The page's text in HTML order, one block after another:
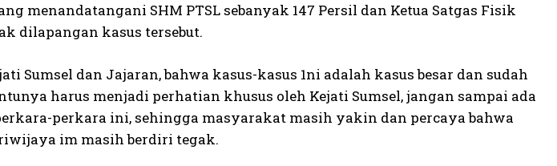
menandatangani SHM PTSL sebanyak 147 Persil dan Ketua Satgas Fisik
dilapangan kasus tersebut.
Sumsel dan Jajaran, bahwa kasus-kasus 1ni adalah kasus besar dan sudah
harus menjadi perhatian khusus oleh Kejati Sumsel, jangan sampai ada
perkara ini, sehingga masyarakat masih yakin dan percaya bahwa
im masih berdiri tegak.